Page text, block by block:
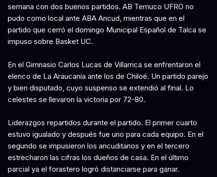
semana con dos buenos partidos. AB Temuco UFRO no
pudo como local ante ABA Ancud, mientras que en el
partido que cerró el domingo Municipal Español de Talca se
impuso sobre Basket UC.
En el Gimnasio Carlos Lucas de Villarrica se enfrentaron el
elenco de La Araucanía ante los de Chiloé. Un partido parejo
y bien disputado, cuyo suspenso se extendió al final. Lo
celestes se llevaron la victoria por 72-80.
Liderazgos repartidos durante el partido. El primer cuarto
estuvo igualado y después fue uno para cada equipo. En el
segundo se impusieron los ancuditanos y en el tercero
estrecharon las cifras los dueños de casa. En el último
parcial ya el forastero logró distanciarse para ganar.